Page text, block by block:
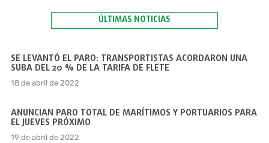
ÚLTIMAS NOTICIAS
SE LEVANTÓ EL PARO: TRANSPORTISTAS ACORDARON UNA
SUBA DEL 20 % DE LA TARIFA DE FLETE
18 de abril de 2022
ANUNCIAN PARO TOTAL DE MARÍTIMOS Y PORTUARIOS PARA
EL JUEVES PRÓXIMO
19 de abril de 2022